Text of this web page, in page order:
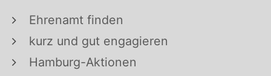
Ehrenamt finden
kurz und gut engagieren
Hamburg-Aktionen